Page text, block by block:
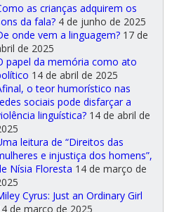
as crianças adquirem os
da fala? 4 de junho de 2025
onde vem a linguagem? 17 de
de 2025
papel da memória como ato
14 de abril de 2025
o teor humorístico nas
sociais pode disfarçar a
linguística? 14 de abril de
leitura de “Direitos das
e injustiça dos homens”,
Nísia Floresta 14 de março de
Cyrus: Just an Ordinary Girl
de março de 2025